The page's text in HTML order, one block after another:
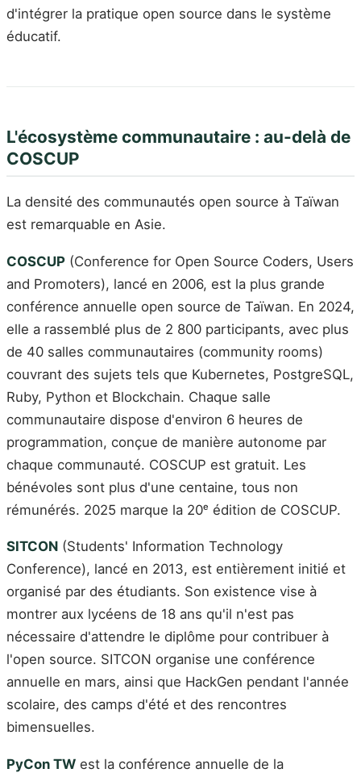
d'intégrer la pratique open source dans le système
éducatif.
L'écosystème communautaire : au-delà de
COSCUP
La densité des communautés open source à Taïwan
est remarquable en Asie.
COSCUP (Conference for Open Source Coders, Users
and Promoters), lancé en 2006, est la plus grande
conférence annuelle open source de Taïwan. En 2024,
elle a rassemblé plus de 2 800 participants, avec plus
de 40 salles communautaires (community rooms)
couvrant des sujets tels que Kubernetes, PostgreSQL,
Ruby, Python et Blockchain. Chaque salle
communautaire dispose d'environ 6 heures de
programmation, conçue de manière autonome par
chaque communauté. COSCUP est gratuit. Les
bénévoles sont plus d'une centaine, tous non
rémunérés. 2025 marque la 20ᵉ édition de COSCUP.
SITCON (Students' Information Technology
Conference), lancé en 2013, est entièrement initié et
organisé par des étudiants. Son existence vise à
montrer aux lycéens de 18 ans qu'il n'est pas
nécessaire d'attendre le diplôme pour contribuer à
l'open source. SITCON organise une conférence
annuelle en mars, ainsi que HackGen pendant l'année
scolaire, des camps d'été et des rencontres
bimensuelles.
PyCon TW est la conférence annuelle de la